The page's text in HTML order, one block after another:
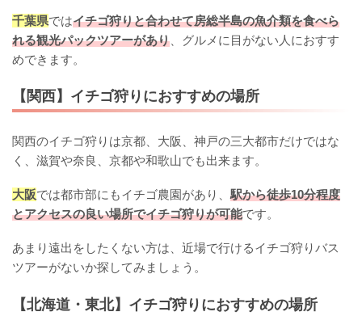
千葉県ではイチゴ狩りと合わせて房総半島の魚介類を食べら
れる観光パックツアーがあり 、グルメに目がない人におすす
めできます。
【関西】イチゴ狩りにおすすめの場所
関西のイチゴ狩りは京都、大阪、神戸の三大都市だけではな
く、滋賀や奈良、京都や和歌山でも出来ます。
大阪では都市部にもイチゴ農園があり、 駅から徒歩10分程度
とアクセスの良い場所でイチゴ狩りが可能です。
あまり遠出をしたくない方は、近場で行けるイチゴ狩りバス
ツアーがないか探してみましょう。
【北海道・東北】イチゴ狩りにおすすめの場所